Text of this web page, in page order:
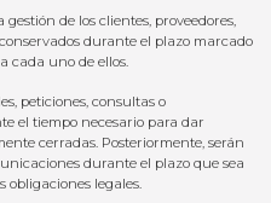
de los clientes, proveedores,
durante el plazo marcado
cada uno de ellos.
peticiones, consultas o
el tiempo necesario para dar
cerradas. Posteriormente, serán
durante el plazo que sea
obligaciones legales.